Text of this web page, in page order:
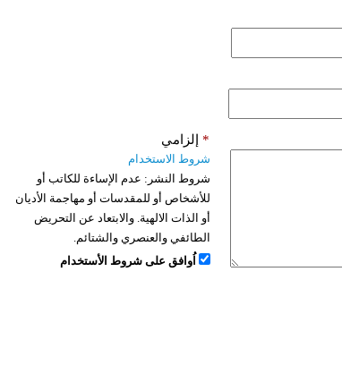
إلزامي *
شروط الاستخدام
شروط النشر: عدم الإساءة للكاتب أو
للأشخاص أو للمقدسات أو مهاجمة الأديان
أو الذات الالهية. والابتعاد عن التحريض
الطائفي والعنصري والشتائم.
اُوافق على شروط الأستخدام